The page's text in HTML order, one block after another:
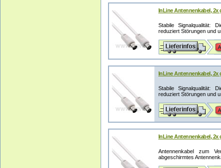
InLine Antennenkabel, 2x
Stabile Signalqualität:
reduziert Störungen und
InLine Antennenkabel, 2x
Stabile Signalqualität:
reduziert Störungen und
InLine Antennenkabel, 2x
Antennenkabel zum
abgeschirmtes